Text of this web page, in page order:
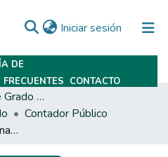
Iniciar sesión (current)
DE
CONTACTO
Trabajos Finales De Grado Y Posgrado
Contador Público
Análisis de fuentes de financiamiento para PYMES en Santa Fe, año 2021